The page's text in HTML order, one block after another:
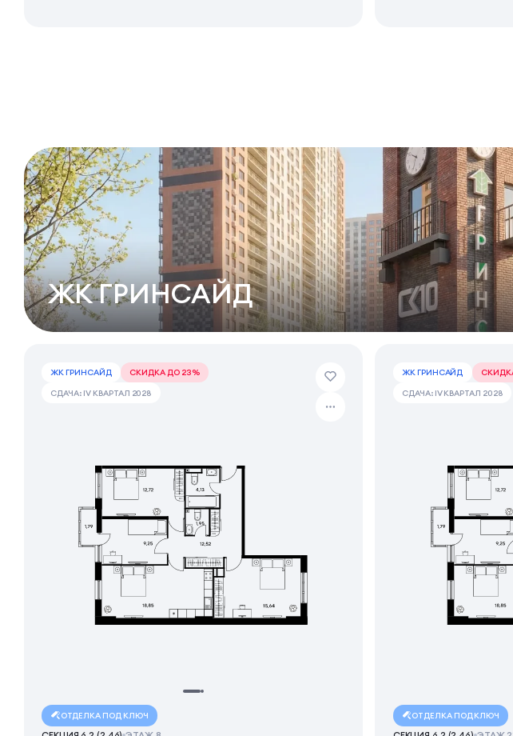
ЖК ГРИНСАЙД
ЖК ГРИНСАЙД
СКИДКА ДО 23%
СДАЧА: IV КВАРТАЛ 2028
ОТДЕЛКА ПОД КЛЮЧ
ЖК ГРИНСАЙД
СДАЧА: IV КВАРТАЛ 2028
ОТДЕЛКА ПОД КЛЮЧ